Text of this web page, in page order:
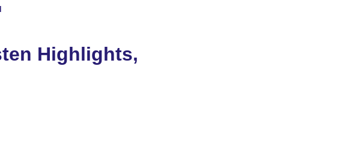
Highlights,